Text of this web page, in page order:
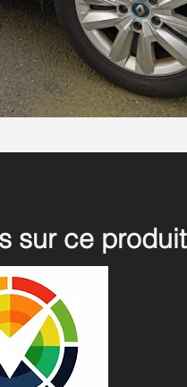
sur ce produit